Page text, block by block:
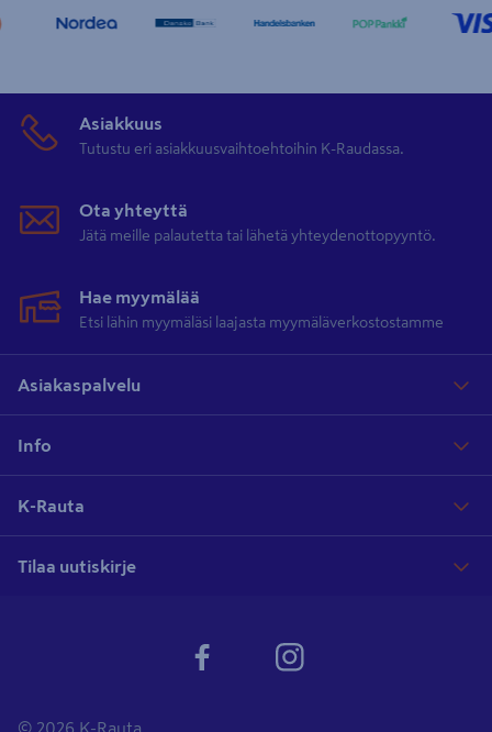
Asiakkuus
Tutustu eri asiakkuusvaihtoehtoihin K-Raudassa.
Ota yhteyttä
Jätä meille palautetta tai lähetä yhteydenottopyyntö.
Hae myymälää
Etsi lähin myymäläsi laajasta myymäläverkostostamme
Asiakaspalvelu
Info
K-Rauta
Tilaa uutiskirje
© 2026 K-Rauta